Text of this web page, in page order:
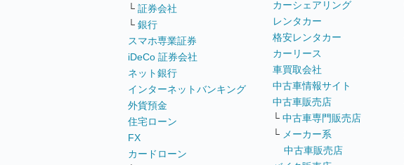
└ 証券会社
└ 銀行
スマホ専業証券
iDeCo 証券会社
ネット銀行
インターネットバンキング
外貨預金
住宅ローン
FX
カードローン
カーシェアリング
レンタカー
格安レンタカー
カーリース
車買取会社
中古車情報サイト
中古車販売店
└ 中古車専門販売店
└ メーカー系
中古車販売店